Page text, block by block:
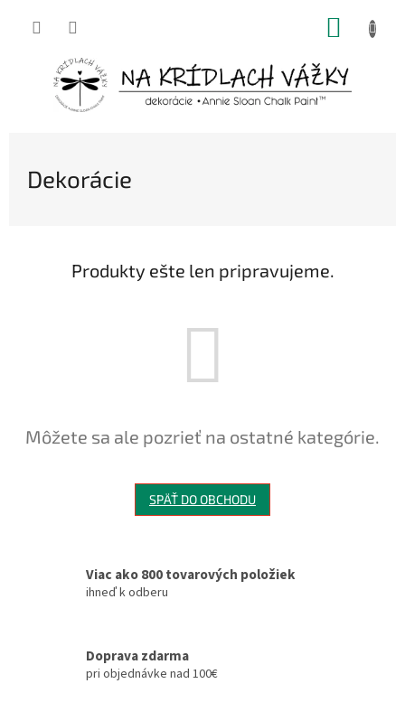
Dekorácie
Produkty ešte len pripravujeme.
Môžete sa ale pozrieť na ostatné kategórie.
SPÄŤ DO OBCHODU
Viac ako 800 tovarových položiek
ihneď k odberu
Doprava zdarma
pri objednávke nad 100€